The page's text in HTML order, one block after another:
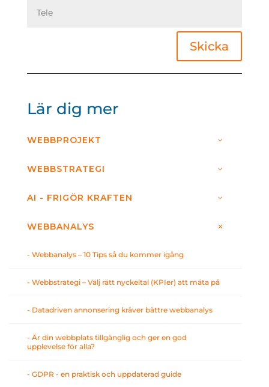
Skicka
Lär dig mer
WEBBPROJEKT
WEBBSTRATEGI
AI - FRIGÖR KRAFTEN
WEBBANALYS
- Webbanalys – 10 Tips så du kommer igång
- Webbstrategi – Välj rätt nyckeltal (KPIer) att mäta på
- Datadriven annonsering kräver bättre webbanalys
- Är din webbplats tillgänglig och ger en god
upplevelse för alla?
- GDPR - en praktisk och uppdaterad guide